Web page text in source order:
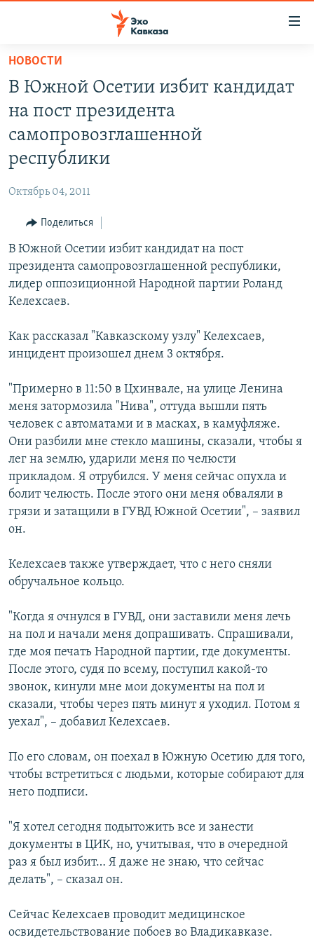
Вернуться
основному
содержанию
главной
Вернутся
поиску
ЦХИНВАЛИ
СЕВЕРНЫЙ КАВКАЗ
АРМЕНИЯ
АЗЕРБАЙДЖАН
ТЕМЫ
ПОЛИТИКА
ЭКОНОМИКА
КУЛЬТУРА
МИР
РУБРИКИ
НЕКРУГЛЫЙ СТОЛ
ПОЗИЦИЯ
ГОЛОСА
МУЛЬТИМЕДИА
ФОТО
АУДИО
ПОДКАСТЫ
НОВОСТИ
В Южной Осетии избит кандидат
на пост президента
самопровозглашенной
республики
Октябрь 04, 2011
Поделиться
В Южной Осетии избит кандидат на пост
президента самопровозглашенной республики,
лидер оппозиционной Народной партии Роланд
Келехсаев.
Как рассказал "Кавказскому узлу" Келехсаев,
инцидент произошел днем 3 октября.
"Примерно в 11:50 в Цхинвале, на улице Ленина
меня затормозила "Нива", оттуда вышли пять
человек с автоматами и в масках, в камуфляже.
Они разбили мне стекло машины, сказали, чтобы я
лег на землю, ударили меня по челюсти
прикладом. Я отрубился. У меня сейчас опухла и
болит челюсть. После этого они меня обваляли в
грязи и затащили в ГУВД Южной Осетии", – заявил
он.
Келехсаев также утверждает, что с него сняли
обручальное кольцо.
"Когда я очнулся в ГУВД, они заставили меня лечь
на пол и начали меня допрашивать. Спрашивали,
где моя печать Народной партии, где документы.
После этого, судя по всему, поступил какой-то
звонок, кинули мне мои документы на пол и
сказали, чтобы через пять минут я уходил. Потом я
уехал", – добавил Келехсаев.
По его словам, он поехал в Южную Осетию для того,
чтобы встретиться с людьми, которые собирают для
него подписи.
"Я хотел сегодня подытожить все и занести
документы в ЦИК, но, учитывая, что в очередной
раз я был избит… Я даже не знаю, что сейчас
делать", – сказал он.
Сейчас Келехсаев проводит медицинское
освидетельствование побоев во Владикавказе.